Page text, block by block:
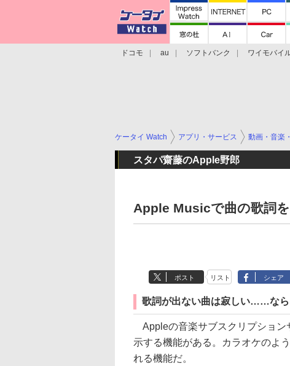
ドコモ au ソフトバンク ワイモバイ
ケータイ Watch アプリ・サービス 動画・音楽
スタパ齋藤のApple野郎
Apple Musicで曲の歌詞
ポスト リスト シェア
歌詞が出ない曲は寂しい……な
Appleの音楽サブスクリプション
示する機能がある。カラオケのよ
れる機能だ。